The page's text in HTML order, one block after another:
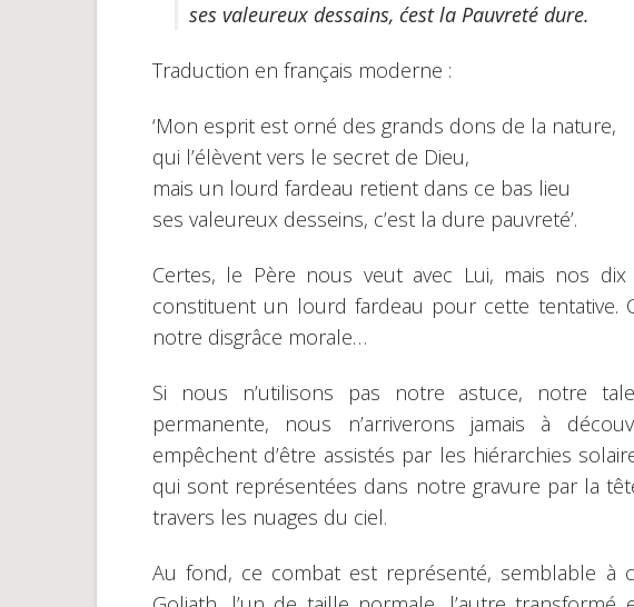
ses valeureux dessains, c´est la Pauvreté dure.
Traduction en français moderne :
‘Mon esprit est orné des grands dons de la nature,
qui l’élèvent vers le secret de Dieu,
mais un lourd fardeau retient dans ce bas lieu
ses valeureux desseins, c’est la dure pauvreté’.
Certes, le Père nous veut avec Lui, mais nos dix
constituent un lourd fardeau pour cette tentative.
notre disgrâce morale…
Si nous n’utilisons pas notre astuce, notre
permanente, nous n’arriverons jamais à
empêchent d’être assistés par les hiérarchies
qui sont représentées dans notre gravure par la
travers les nuages du ciel.
Au fond, ce combat est représenté, semblable à